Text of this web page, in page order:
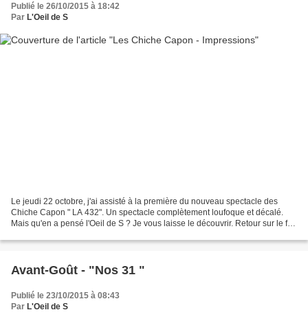
Publié le 26/10/2015 à 18:42
Par L'Oeil de S
Le jeudi 22 octobre, j'ai assisté à la première du nouveau spectacle des
Chiche Capon " LA 432". Un spectacle complètement loufoque et décalé.
Mais qu'en a pensé l'Oeil de S ? Je vous laisse le découvrir. Retour sur le fil
Avant-Goût - "Nos 31 "
Publié le 23/10/2015 à 08:43
Par L'Oeil de S